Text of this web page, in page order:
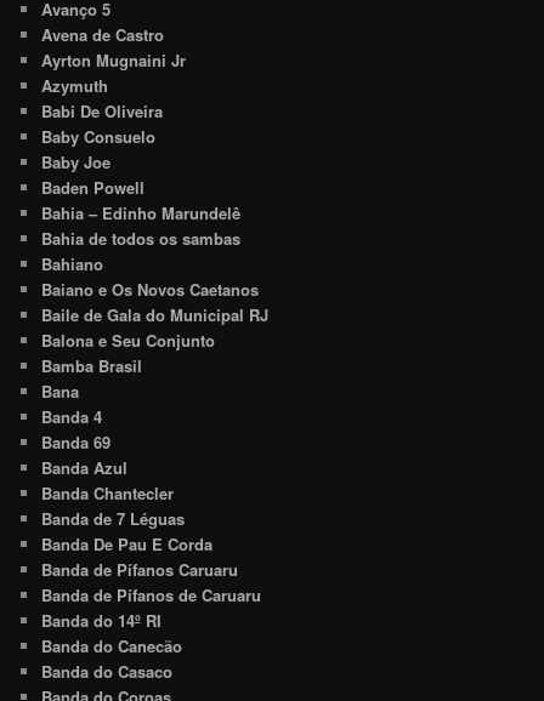
Avanço 5
Avena de Castro
Ayrton Mugnaini Jr
Azymuth
Babi De Oliveira
Baby Consuelo
Baby Joe
Baden Powell
Bahia – Edinho Marundelê
Bahia de todos os sambas
Bahiano
Baiano e Os Novos Caetanos
Baile de Gala do Municipal RJ
Balona e Seu Conjunto
Bamba Brasil
Bana
Banda 4
Banda 69
Banda Azul
Banda Chantecler
Banda de 7 Léguas
Banda De Pau E Corda
Banda de Pífanos Caruaru
Banda de Pífanos de Caruaru
Banda do 14º RI
Banda do Canecão
Banda do Casaco
Banda do Coroas